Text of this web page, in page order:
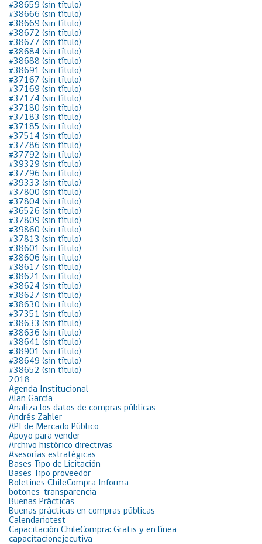
#38659 (sin título)
#38666 (sin título)
#38669 (sin título)
#38672 (sin título)
#38677 (sin título)
#38684 (sin título)
#38688 (sin título)
#38691 (sin título)
#37167 (sin título)
#37169 (sin título)
#37174 (sin título)
#37180 (sin título)
#37183 (sin título)
#37185 (sin título)
#37514 (sin título)
#37786 (sin título)
#37792 (sin título)
#39329 (sin título)
#37796 (sin título)
#39333 (sin título)
#37800 (sin título)
#37804 (sin título)
#36526 (sin título)
#37809 (sin título)
#39860 (sin título)
#37813 (sin título)
#38601 (sin título)
#38606 (sin título)
#38617 (sin título)
#38621 (sin título)
#38624 (sin título)
#38627 (sin título)
#38630 (sin título)
#37351 (sin título)
#38633 (sin título)
#38636 (sin título)
#38641 (sin título)
#38901 (sin título)
#38649 (sin título)
#38652 (sin título)
2018
Agenda Institucional
Alan García
Analiza los datos de compras públicas
Andrés Zahler
API de Mercado Público
Apoyo para vender
Archivo histórico directivas
Asesorías estratégicas
Bases Tipo de Licitación
Bases Tipo proveedor
Boletines ChileCompra Informa
botones-transparencia
Buenas Prácticas
Buenas prácticas en compras públicas
Calendariotest
Capacitación ChileCompra: Gratis y en línea
capacitacionejecutiva